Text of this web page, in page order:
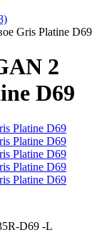
Gris Platine D69
2
D69
D69 -L